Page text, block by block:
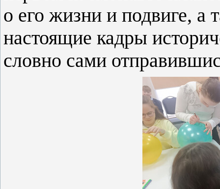
о его жизни и подвиге, а
настоящие кадры
словно сами